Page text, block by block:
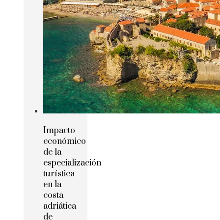
Impacto
económico
de la
especialización
turística
en la
costa
adriática
de